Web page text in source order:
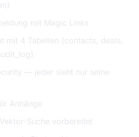
mit Magic Links
mit 4 Tabellen (contacts, deals,
— jeder sieht nur seine
Anhänge
Suche vorbereitet